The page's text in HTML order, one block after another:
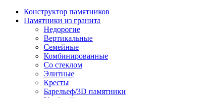
Конструктор памятников
Памятники из гранита
Недорогие
Вертикальные
Семейные
Комбинированные
Со стеклом
Элитные
Кресты
Барельеф/3D памятники